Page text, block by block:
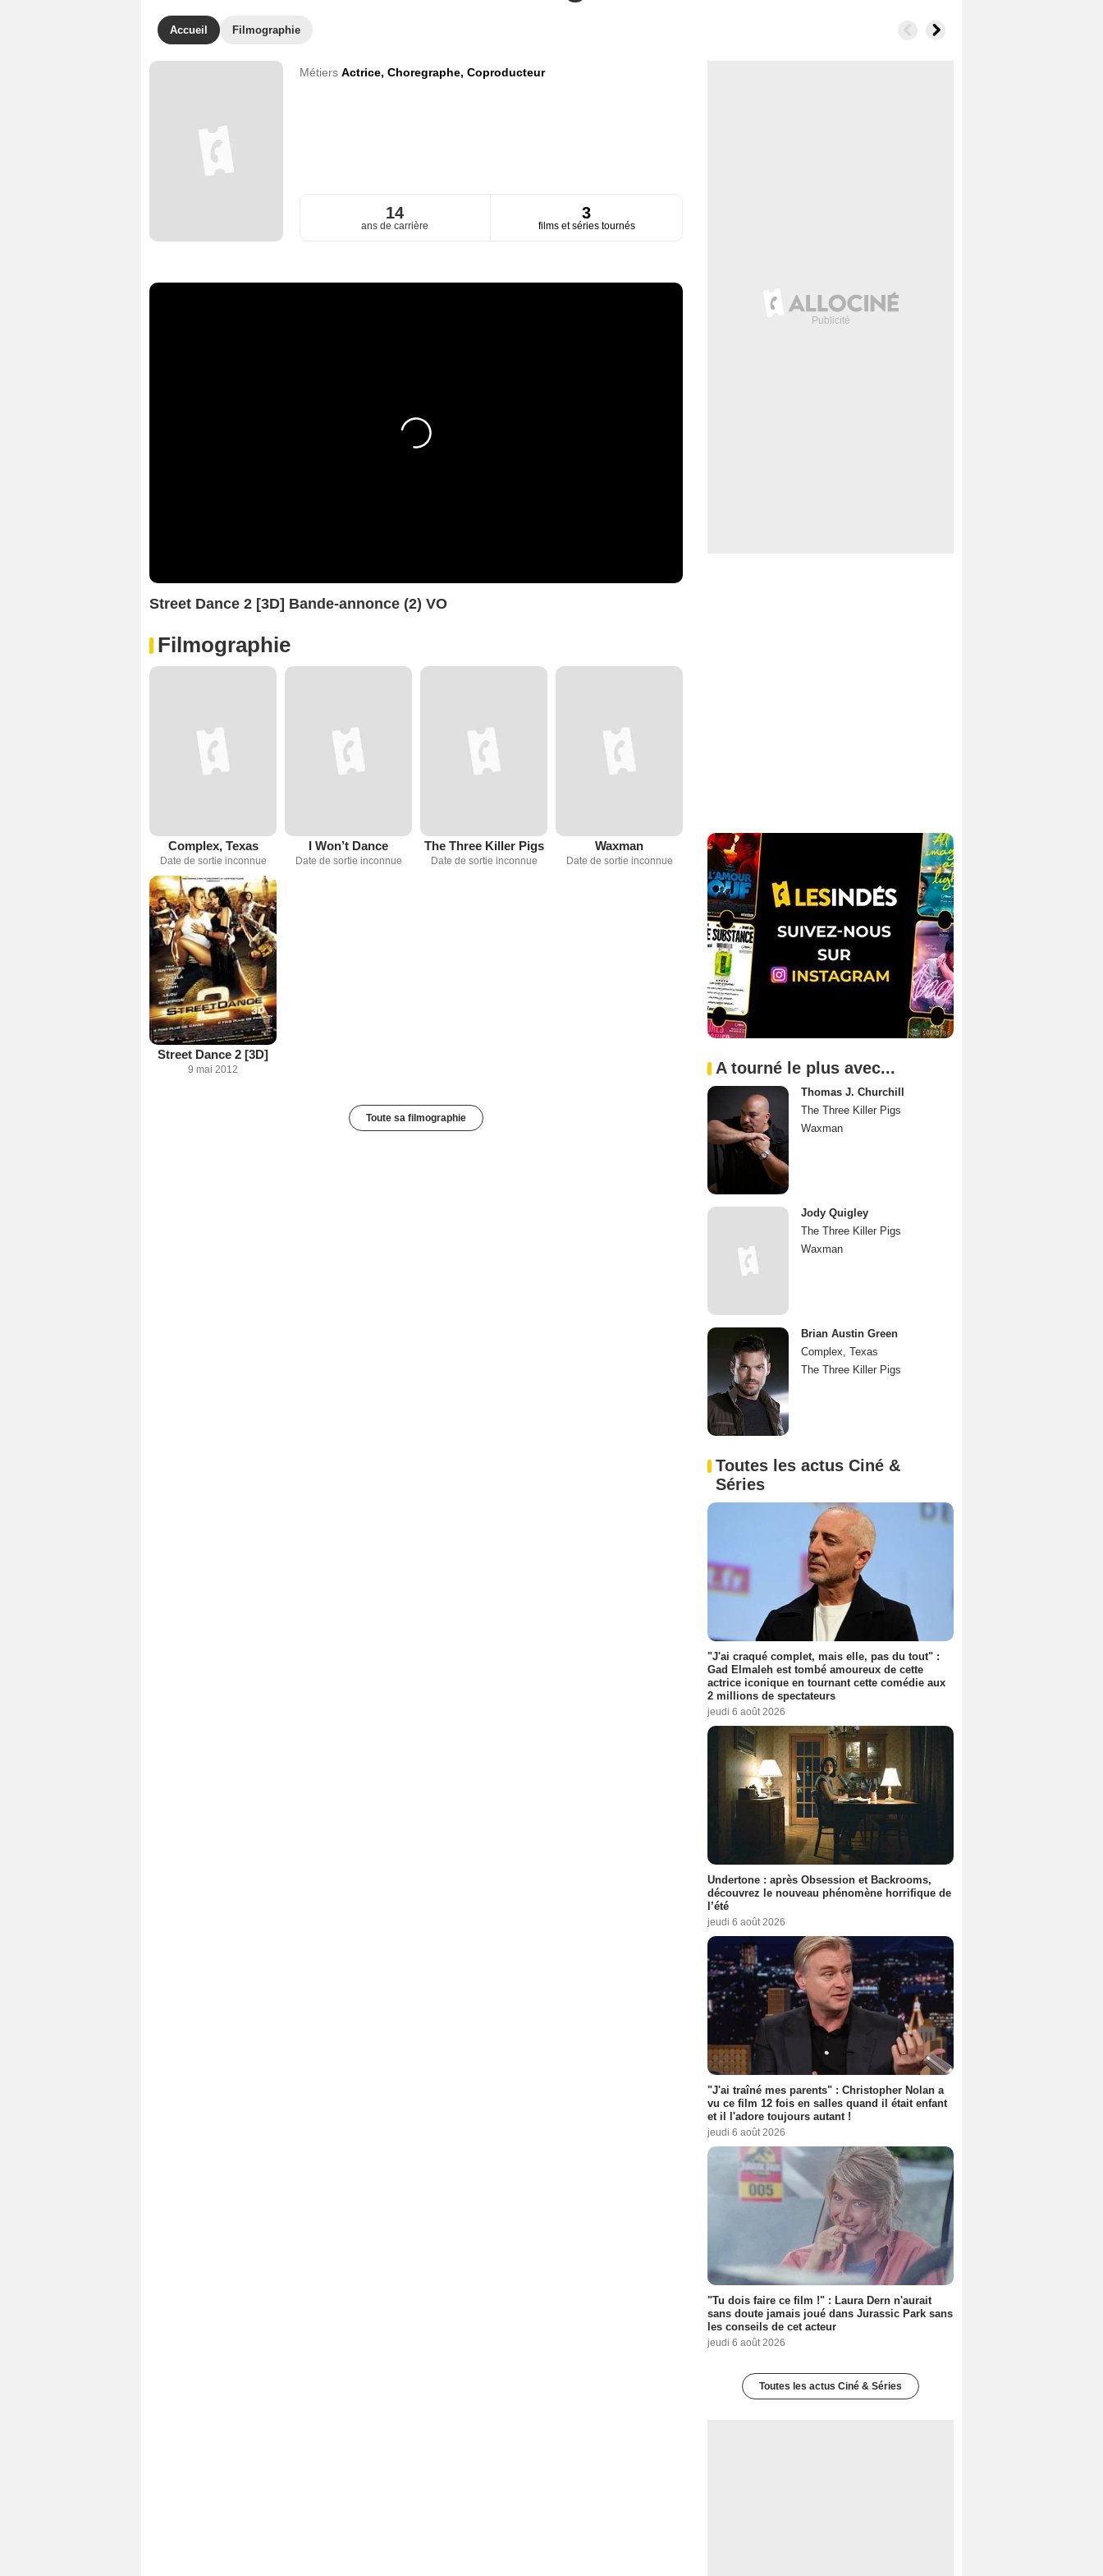
Accueil Filmographie
Métiers Actrice, Choregraphe, Coproducteur
14
ans de carrière
3
films et séries tournés
Street Dance 2 [3D] Bande-annonce (2) VO
Filmographie
Complex, Texas
Date de sortie inconnue
I Won’t Dance
Date de sortie inconnue
The Three Killer Pigs
Date de sortie inconnue
Waxman
Date de sortie inconnue
Street Dance 2 [3D]
9 mai 2012
Toute sa filmographie
A tourné le plus avec...
Thomas J. Churchill
The Three Killer Pigs
Waxman
Jody Quigley
The Three Killer Pigs
Waxman
Brian Austin Green
Complex, Texas
The Three Killer Pigs
Toutes les actus Ciné &
Séries
"J'ai craqué complet, mais elle, pas du tout" :
Gad Elmaleh est tombé amoureux de cette
actrice iconique en tournant cette comédie aux
2 millions de spectateurs
jeudi 6 août 2026
Undertone : après Obsession et Backrooms,
découvrez le nouveau phénomène horrifique de
l’été
jeudi 6 août 2026
"J'ai traîné mes parents" : Christopher Nolan a
vu ce film 12 fois en salles quand il était enfant
et il l'adore toujours autant !
jeudi 6 août 2026
"Tu dois faire ce film !" : Laura Dern n'aurait
sans doute jamais joué dans Jurassic Park sans
les conseils de cet acteur
jeudi 6 août 2026
Toutes les actus Ciné & Séries